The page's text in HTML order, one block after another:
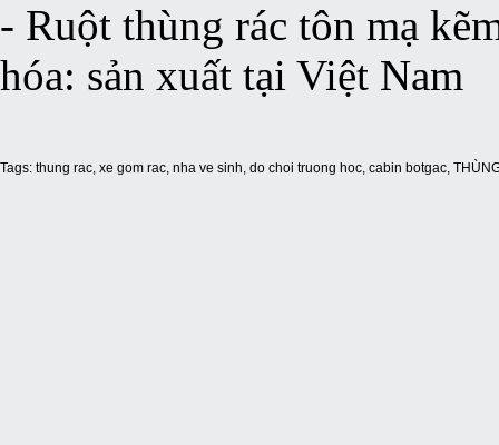
- Ruột thùng rác tôn mạ
hóa: sản xuất tại Việt Nam
Tags: thung rac, xe gom rac, nha ve sinh, do choi truong hoc, cabin botgac,